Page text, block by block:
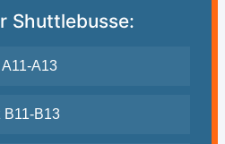
Shuttlebusse:
A13
B11-B13